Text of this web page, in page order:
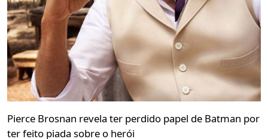
Pierce Brosnan revela ter perdido papel de Batman por
ter feito piada sobre o herói